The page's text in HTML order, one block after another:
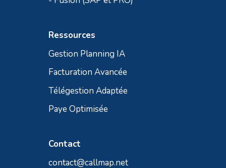
Ressources
Gestion Planning IA
Facturation Avancée
Télégestion Adaptée
Paye Optimisée
Contact
contact@callmap.net